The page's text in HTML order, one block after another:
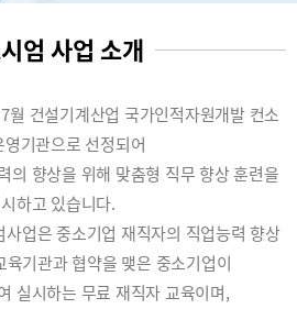
엄 사업 소개
월 건설기계산업 국가인적자원개발 컨소
영기관으로 선정되어
의 향상을 위해 맞춤형 직무 향상 훈련을
하고 있습니다.
업은 중소기업 재직자의 직업능력 향상
기관과 협약을 맺은 중소기업이
실시하는 무료 재직자 교육이며,